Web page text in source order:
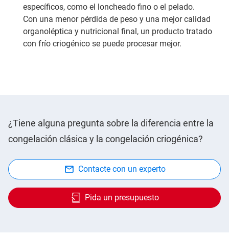
específicos, como el loncheado fino o el pelado.
Con una menor pérdida de peso y una mejor calidad
organoléptica y nutricional final, un producto tratado
con frío criogénico se puede procesar mejor.
¿Tiene alguna pregunta sobre la diferencia entre la
congelación clásica y la congelación criogénica?
Contacte con un experto
Pida un presupuesto